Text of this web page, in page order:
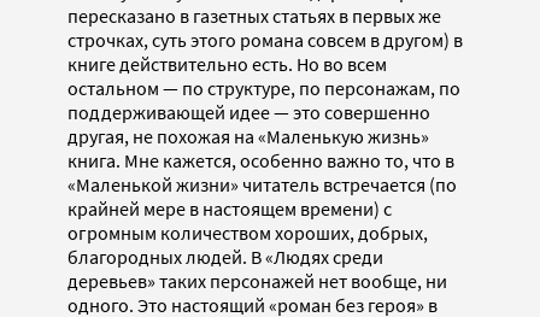
пересказано в газетных статьях в первых же
строчках, суть этого романа совсем в другом) в
книге действительно есть. Но во всем
остальном — по структуре, по персонажам, по
поддерживающей идее — это совершенно
другая, не похожая на «Маленькую жизнь»
книга. Мне кажется, особенно важно то, что в
«Маленькой жизни» читатель встречается (по
крайней мере в настоящем времени) с
огромным количеством хороших, добрых,
благородных людей. В «Людях среди
деревьев» таких персонажей нет вообще, ни
одного. Это настоящий «роман без героя» в